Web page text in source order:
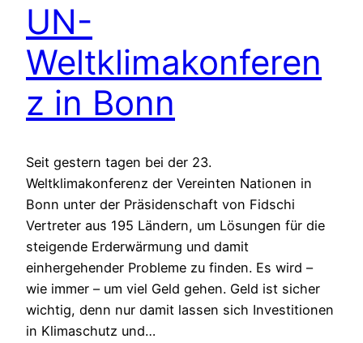
UN-
Weltklimakonferen
z in Bonn
Seit gestern tagen bei der 23.
Weltklimakonferenz der Vereinten Nationen in
Bonn unter der Präsidenschaft von Fidschi
Vertreter aus 195 Ländern, um Lösungen für die
steigende Erderwärmung und damit
einhergehender Probleme zu finden. Es wird –
wie immer – um viel Geld gehen. Geld ist sicher
wichtig, denn nur damit lassen sich Investitionen
in Klimaschutz und…